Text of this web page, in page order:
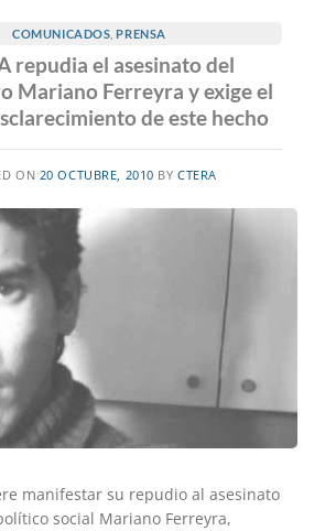
COMUNICADOS ,PRENSA
repudia el asesinato del
Mariano Ferreyra y exige el
de este hecho
ON 20 OCTUBRE, 2010 BY CTERA
manifestar su repudio al asesinato
social Mariano Ferreyra,